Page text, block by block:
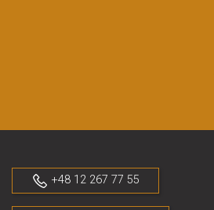
+48 12 267 77 55